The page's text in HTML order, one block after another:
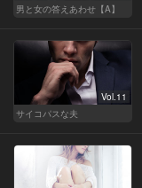
男と女の答えあわせ【A】
Vol.11
サイコパスな夫